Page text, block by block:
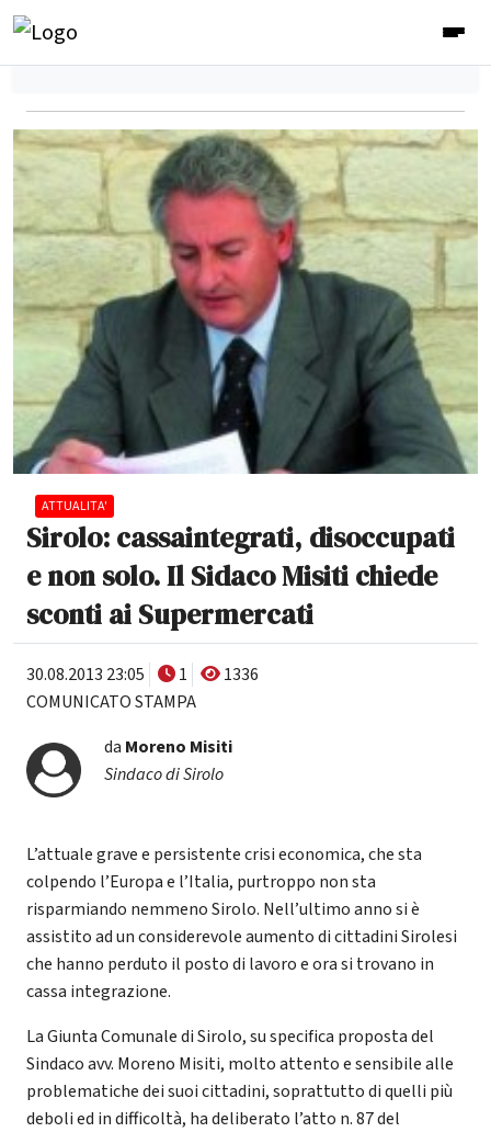
ATTUALITA'
Sirolo: cassaintegrati, disoccupati
e non solo. Il Sidaco Misiti chiede
sconti ai Supermercati
30.08.2013 23:05 1
1336
COMUNICATO STAMPA
da Moreno Misiti
Sindaco di Sirolo
L’attuale grave e persistente crisi economica, che sta
colpendo l’Europa e l’Italia, purtroppo non sta
risparmiando nemmeno Sirolo. Nell’ultimo anno si è
assistito ad un considerevole aumento di cittadini Sirolesi
che hanno perduto il posto di lavoro e ora si trovano in
cassa integrazione.
La Giunta Comunale di Sirolo, su specifica proposta del
Sindaco avv. Moreno Misiti, molto attento e sensibile alle
problematiche dei suoi cittadini, soprattutto di quelli più
deboli ed in difficoltà, ha deliberato l’atto n. 87 del